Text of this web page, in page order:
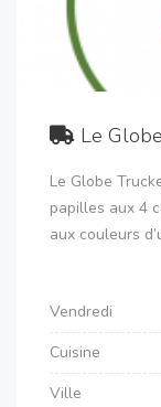
Le
Le Globe
papilles aux 4
aux couleurs
Vendredi
Cuisine
Ville